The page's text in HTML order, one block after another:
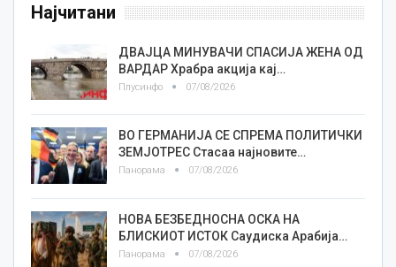
Најчитани
ДВАЈЦА МИНУВАЧИ СПАСИЈА ЖЕНА ОД
ВАРДАР Храбра акција кај…
Плусинфо 07/08/2026
ВО ГЕРМАНИЈА СЕ СПРЕМА ПОЛИТИЧКИ
ЗЕМЈОТРЕС Стасаа најновите…
Панорама 07/08/2026
НОВА БЕЗБЕДНОСНА ОСКА НА
БЛИСКИОТ ИСТОК Саудиска Арабија…
Панорама 07/08/2026